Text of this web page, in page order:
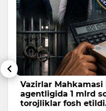
Vazirlar
agentligida 1 mlrd
torojliklar fosh